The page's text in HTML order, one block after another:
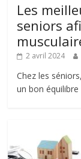
Les
seniors
2 avril 2024
Chez les
un bon équilibre